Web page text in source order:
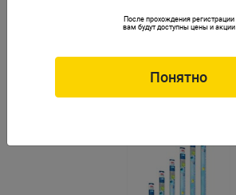
LED лампа JUWEL Blue 17Вт 895ммПосле прохождения регистрации
вам будут доступны цены и акции
Понятно